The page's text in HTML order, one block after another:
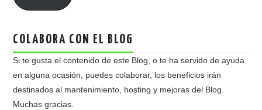
COLABORA CON EL BLOG
Si te gusta el contenido de este Blog, o te ha servido de ayuda
en alguna ocasión, puedes colaborar, los beneficios irán
destinados al mantenimiento, hosting y mejoras del Blog.
Muchas gracias.